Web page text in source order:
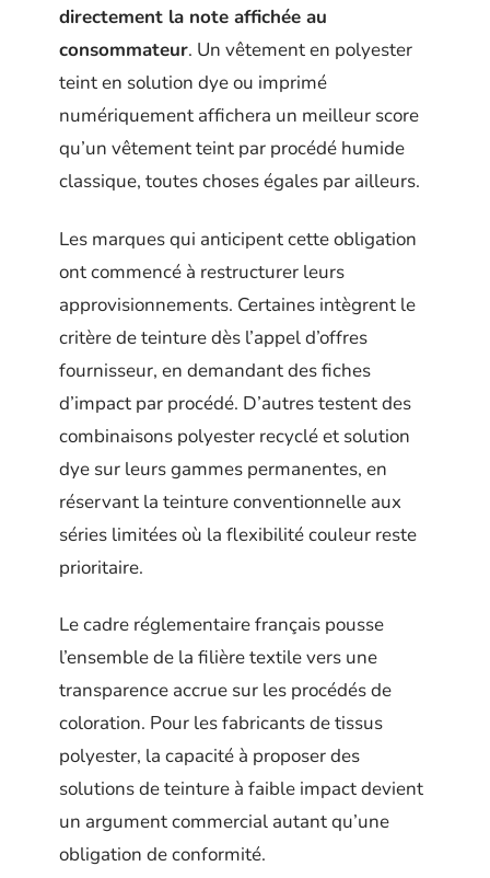
directement la note affichée au
consommateur. Un vêtement en polyester
teint en solution dye ou imprimé
numériquement affichera un meilleur score
qu’un vêtement teint par procédé humide
classique, toutes choses égales par ailleurs.
Les marques qui anticipent cette obligation
ont commencé à restructurer leurs
approvisionnements. Certaines intègrent le
critère de teinture dès l’appel d’offres
fournisseur, en demandant des fiches
d’impact par procédé. D’autres testent des
combinaisons polyester recyclé et solution
dye sur leurs gammes permanentes, en
réservant la teinture conventionnelle aux
séries limitées où la flexibilité couleur reste
prioritaire.
Le cadre réglementaire français pousse
l’ensemble de la filière textile vers une
transparence accrue sur les procédés de
coloration. Pour les fabricants de tissus
polyester, la capacité à proposer des
solutions de teinture à faible impact devient
un argument commercial autant qu’une
obligation de conformité.